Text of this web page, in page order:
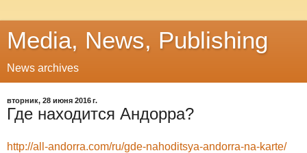
Media, News, Publishing
News archives
вторник, 28 июня 2016 г.
Где находится Андорра?
http://all-andorra.com/ru/gde-nahoditsya-andorra-na-karte/